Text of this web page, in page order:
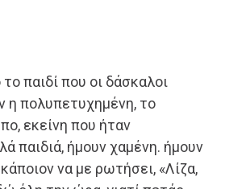
παιδί που οι δάσκαλοι
η πολυπετυχημένη, το
εκείνη που ήταν
παιδιά, ήμουν χαμένη. ήμουν
να με ρωτήσει, «Λίζα,